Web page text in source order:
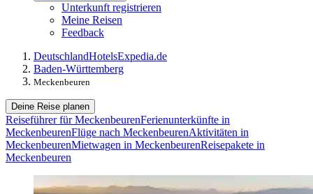
Unterkunft registrieren
Meine Reisen
Feedback
DeutschlandHotelsExpedia.de
Baden-Württemberg
Meckenbeuren
Deine Reise planen
Reiseführer für MeckenbeurenFerienunterkünfte in
MeckenbeurenFlüge nach MeckenbeurenAktivitäten in
MeckenbeurenMietwagen in MeckenbeurenReisepakete in
Meckenbeuren